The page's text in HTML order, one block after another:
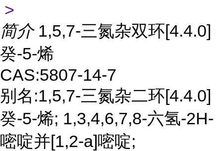
>
简介 1,5,7-三氮杂双环[4.4.0]
癸-5-烯
CAS:5807-14-7
别名:1,5,7-三氮杂二环[4.4.0]
癸-5-烯; 1,3,4,6,7,8-六氢-2H-
嘧啶并[1,2-a]嘧啶;